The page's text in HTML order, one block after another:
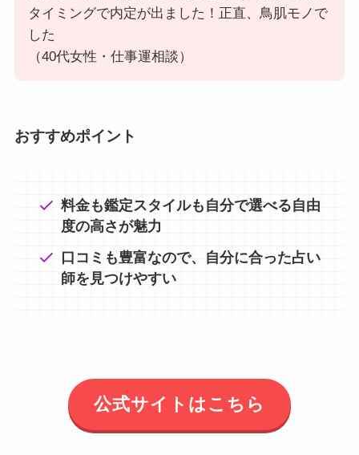
タイミングで内定が出ました！正直、鳥肌モノで
した
（40代女性・仕事運相談）
おすすめポイント
料金も鑑定スタイルも自分で選べる自由
度の高さが魅力
口コミも豊富なので、自分に合った占い
師を見つけやすい
公式サイトはこちら